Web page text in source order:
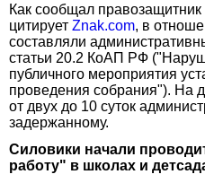
Как сообщал
цитирует Znak.com, в
составляли
статьи 20.2 КоАП РФ
публичного мероприятия
проведения собрания"). На
от двух до 10 суток
задержанному.
Силовики начали
работу" в школах и